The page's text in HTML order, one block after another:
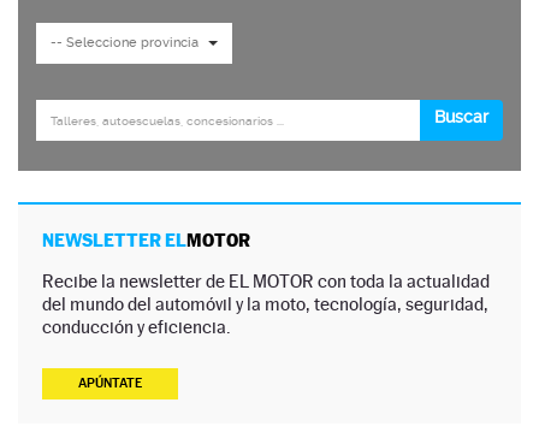
NEWSLETTER ELMOTOR
Recibe la newsletter de EL MOTOR con toda la actualidad
del mundo del automóvil y la moto, tecnología, seguridad,
conducción y eficiencia.
APÚNTATE